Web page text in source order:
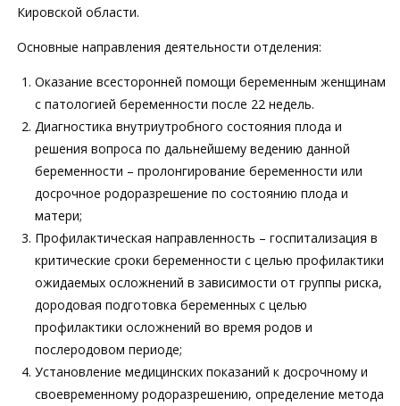
Кировской области.
Основные направления деятельности отделения:
Оказание всесторонней помощи беременным женщинам
с патологией беременности после 22 недель.
Диагностика внутриутробного состояния плода и
решения вопроса по дальнейшему ведению данной
беременности – пролонгирование беременности или
досрочное родоразрешение по состоянию плода и
матери;
Профилактическая направленность – госпитализация в
критические сроки беременности с целью профилактики
ожидаемых осложнений в зависимости от группы риска,
дородовая подготовка беременных с целью
профилактики осложнений во время родов и
послеродовом периоде;
Установление медицинских показаний к досрочному и
своевременному родоразрешению, определение метода